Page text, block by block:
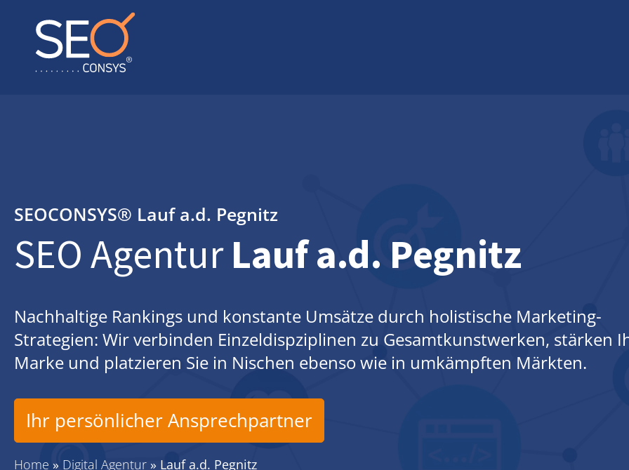
SEOCONSYS® Lauf a.d. Pegnitz
SEO Agentur Lauf a.d. Pegnitz
Nachhaltige Rankings und konstante Umsätze durch holistische Marketing-
Strategien: Wir verbinden Einzeldispziplinen zu Gesamtkunstwerken, stärken
Marke und platzieren Sie in Nischen ebenso wie in umkämpften Märkten.
Ihr persönlicher Ansprechpartner
Home » Digital Agentur » Lauf a.d. Pegnitz